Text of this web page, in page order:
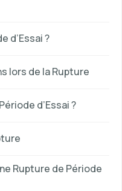
d’Essai ?
lors de la Rupture
d’Essai ?
Rupture de Période